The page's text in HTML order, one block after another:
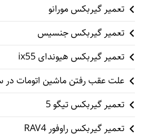
تعمیر گیربکس مورانو
تعمیر گیربکس جنسیس
تعمیر گیربکس هیوندای ix55
علت عقب رفتن ماشین اتومات در
تعمیر گیربکس تیگو 5
تعمیر گیربکس راوفور RAV4